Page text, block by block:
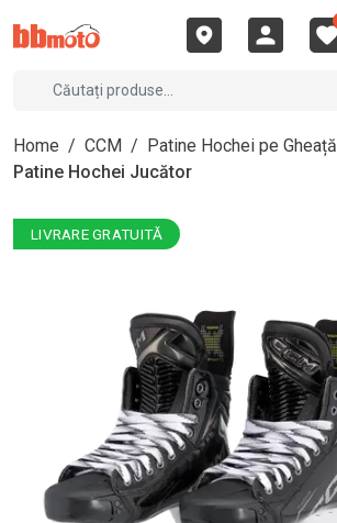
Home / CCM / Patine Hochei pe Gheață
Patine Hochei Jucător
LIVRARE GRATUITĂ